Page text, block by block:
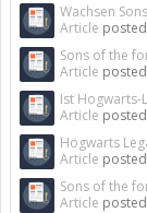
Wachsen
Article posted
Sons of the
Article posted
Ist Hogwarts-
Article posted
Hogwarts
Article posted
Sons of the
Article posted